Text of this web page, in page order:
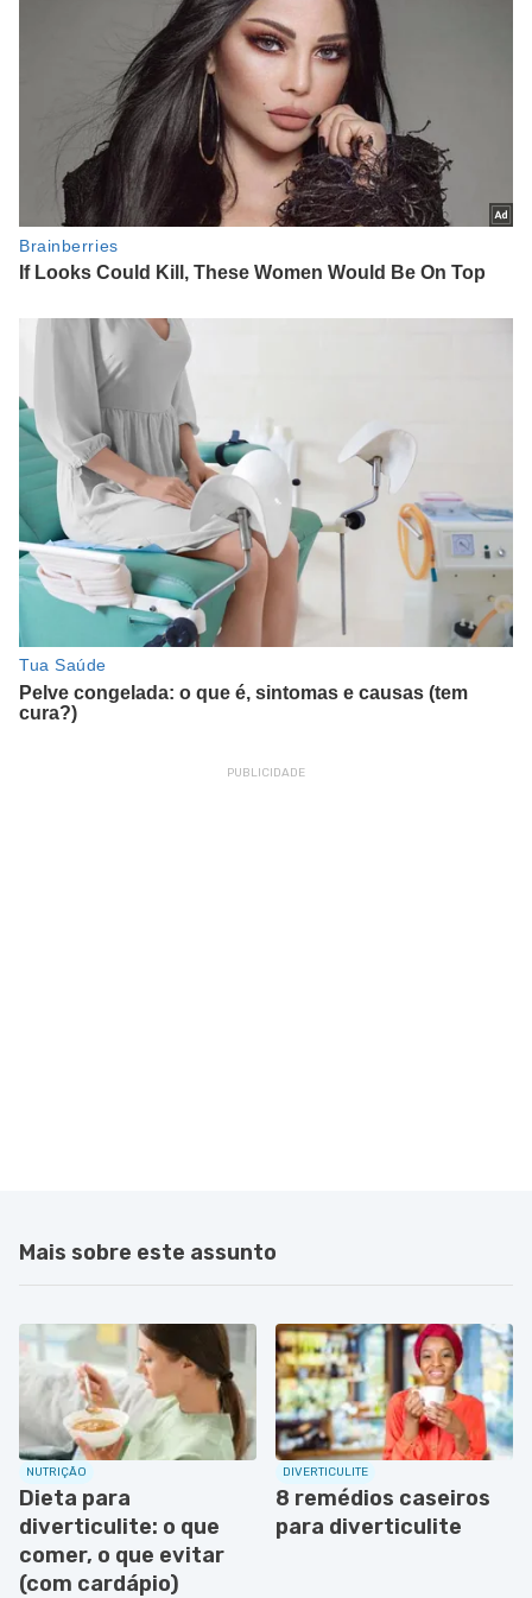
Mais sobre este assunto
NUTRIÇÃO
Dieta para
diverticulite: o que
comer, o que evitar
(com cardápio)
DIVERTICULITE
8 remédios caseiros
para diverticulite